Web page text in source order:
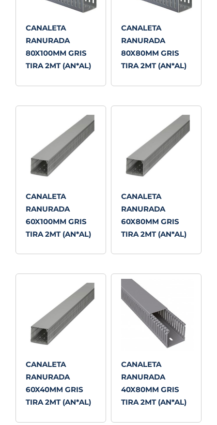
CANALETA
RANURADA
80X100MM GRIS
TIRA 2MT (AN*AL)
CANALETA
RANURADA
80X80MM GRIS
TIRA 2MT (AN*AL)
CANALETA
RANURADA
60X100MM GRIS
TIRA 2MT (AN*AL)
CANALETA
RANURADA
60X80MM GRIS
TIRA 2MT (AN*AL)
CANALETA
RANURADA
60X40MM GRIS
TIRA 2MT (AN*AL)
CANALETA
RANURADA
40X80MM GRIS
TIRA 2MT (AN*AL)